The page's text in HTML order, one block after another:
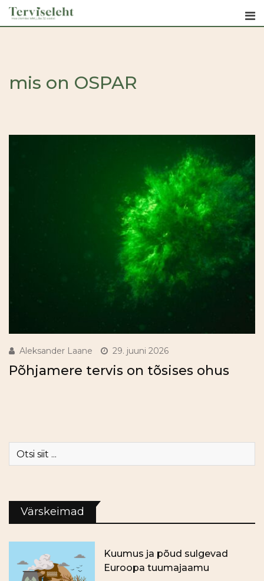
Skip
mis on OSPAR
Aleksander Laane 29. juuni 2026
Põhjamere tervis on tõsises ohus
Värskeimad
Kuumus ja põud sulgevad
Euroopa tuumajaamu